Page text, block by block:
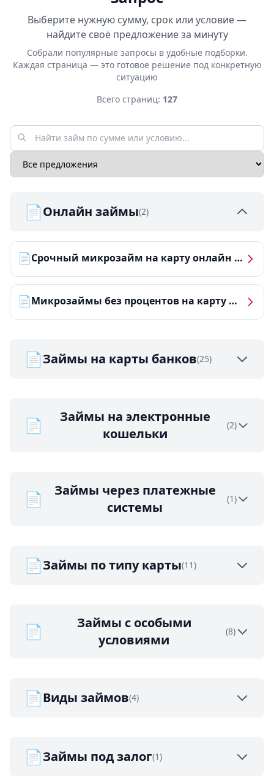
Выберите нужную сумму, срок или условие —
найдите своё предложение за минуту
Собрали популярные запросы в удобные подборки.
Каждая страница — это готовое решение под конкретную
ситуацию
Всего страниц: 127
📄Онлайн займы(2)
📄 Срочный микрозайм на карту онлайн — получить деньги за 5 минут
📄 Микрозаймы без процентов на карту — ТОП-10 за 2026 год
📄Займы на карты банков(25)
📄
Займы на электронные
кошельки
(2)
📄
Займы через платежные
системы
(1)
📄Займы по типу карты(11)
📄
Займы с особыми
условиями
(8)
📄Виды займов(4)
📄Займы под залог(1)